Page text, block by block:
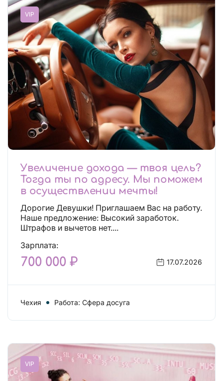
VIP
Увеличение дохода — твоя цель?
Тогда ты по адресу. Мы поможем
в осуществлении мечты!
Дорогие Девушки! Приглашаем Вас на работу.
Наше предложение: Высокий заработок.
Штрафов и вычетов нет....
Зарплата:
700 000 ₽ 17.07.2026
Чехия Работа: Сфера досуга
VIP